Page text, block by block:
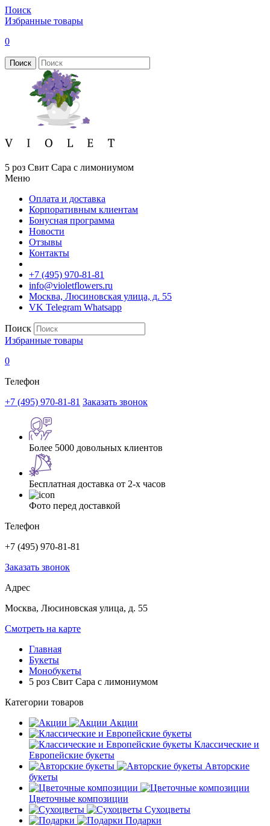
Поиск
Избранные товары
0
Поиск
5 роз Свит Сара с лимониумом
Меню
Оплата и доставка
Корпоративным клиентам
Бонусная программа
Новости
Отзывы
Контакты
+7 (495) 970-81-81
info@violetflowers.ru
Москва, Люсиновская улица, д. 55
VK Telegram Whatsapp
Поиск
Избранные товары
0
Телефон
+7 (495) 970-81-81 Заказать звонок
Более 5000 довольных клиентов
Бесплатная доставка от 2-х часов
Фото перед доставкой
Телефон
+7 (495) 970-81-81
Заказать звонок
Адрес
Москва, Люсиновская улица, д. 55
Смотреть на карте
Главная
Букеты
Монобукеты
5 роз Свит Сара с лимониумом
Категории товаров
Акции
Классические и
Европейские букеты
Авторские
букеты
Цветочные композиции
Сухоцветы
Подарки